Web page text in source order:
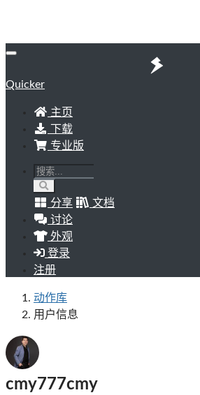
Quicker
主页
下载
专业版
分享
文档
讨论
外观
登录
注册
动作库
用户信息
cmy777cmy